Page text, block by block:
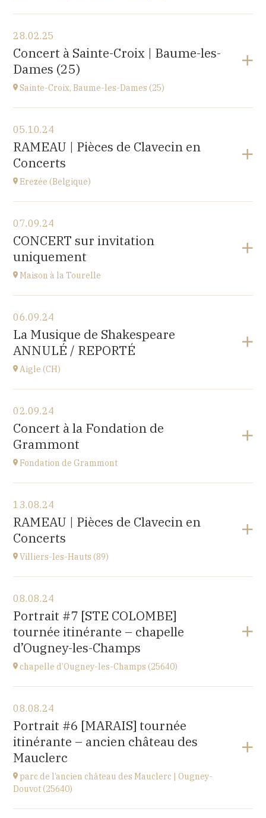
EHPAD du Centre hospitalier Sainte-Croix,
1 avenue du Président Kennedy, 25110 BAUME-LES-
DAMES
28.02.25
Concert à Sainte-Croix | Baume-les-
Dames (25)
Sainte-Croix, Baume-les-Dames (25)
EHPAD du Centre hospitalier Sainte-Croix,
1 avenue du Président Kennedy, 25110 BAUME-LES-
DAMES
05.10.24
RAMEAU | Pièces de Clavecin en
Concerts
Erezée (Belgique)
Chapelle de Fisenne
Rue de l'Église, 6997 Erezée, BELGIQUE
à11H
Accéder au site
07.09.24
CONCERT sur invitation
uniquement
Maison à la Tourelle
Maison à la Tourelle
10 place de la Loi, 25110 BAUME-LES-DAMES
à17H00
06.09.24
La Musique de Shakespeare
ANNULÉ / REPORTÉ
Aigle (CH)
Château d'Aigle
Place du Château 1, 1860 Aigle, SUISSE
à20H00
02.09.24
Concert à la Fondation de
Grammont
Fondation de Grammont
Fondation de Grammont
205 rue de l'Hôpital, 70110 VILLERSEXEL
à14H
13.08.24
RAMEAU | Pièces de Clavecin en
Concerts
Villiers-les-Hauts (89)
église de Villiers-les-Hauts
89160
à20H30
Accéder au site
08.08.24
Portrait #7 [STE COLOMBE]
tournée itinérante – chapelle
d’Ougney-les-Champs
chapelle d’Ougney-les-Champs (25640)
2 rue du Pont
25640 OUGNEY-DOUVOT
à21H00
08.08.24
Portrait #6 [MARAIS] tournée
itinérante – ancien château des
Mauclerc
parc de l’ancien château des Mauclerc | Ougney-
Douvot (25640)